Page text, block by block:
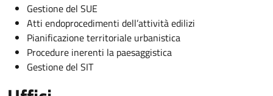
Gestione del SUE
Atti endoprocedimenti dell’attività edilizi
Pianificazione territoriale urbanistica
Procedure inerenti la paesaggistica
Gestione del SIT